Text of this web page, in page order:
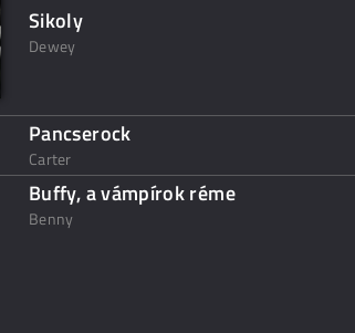
Sikoly
Dewey
Pancserock
Carter
Buffy, a vámpírok réme
Benny